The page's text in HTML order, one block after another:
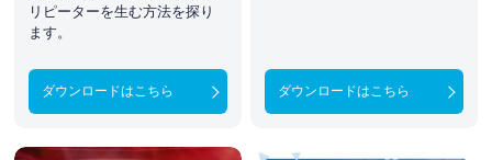
リピーターを生む方法を探り
ます。
ダウンロードはこちら ダウンロードはこちら